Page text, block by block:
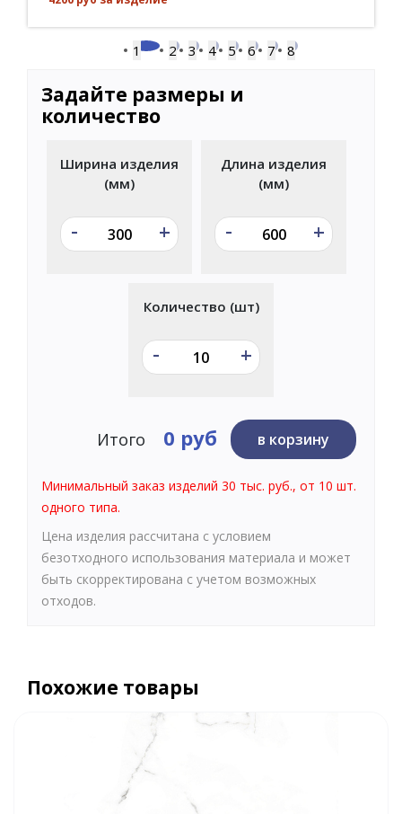
1 2 3 4 5 6 7 8
Задайте размеры и
количество
Ширина изделия
(мм)
- +
Длина изделия
(мм)
- +
Количество (шт)
- +
Итого 0 руб в корзину
Минимальный заказ изделий 30 тыс. руб., от 10 шт.
одного типа.
Цена изделия рассчитана с условием
безотходного использования материала и может
быть скорректирована с учетом возможных
отходов.
Похожие товары